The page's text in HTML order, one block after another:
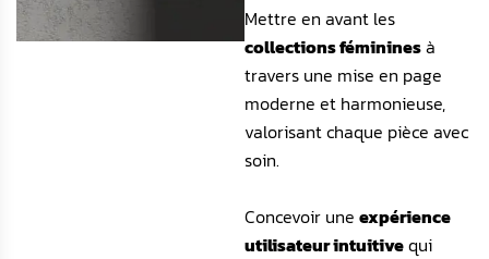
Mettre en avant les
collections fémininesà
travers une mise en page
moderne et harmonieuse,
valorisant chaque pièce avec
soin.
Concevoir une expérience
utilisateur intuitivequi